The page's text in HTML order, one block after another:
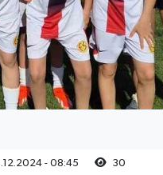
- 08:45 30